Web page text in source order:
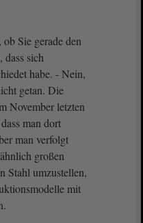
Sie gerade den
sich
habe. - Nein,
getan. Die
November letzten
man dort
man verfolgt
großen
Stahl umzustellen,
mit